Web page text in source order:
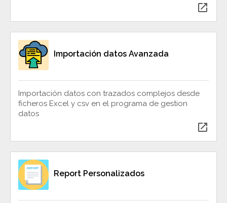
open_in_new
Importación datos Avanzada
Importación datos con trazados complejos desde
ficheros Excel y csv en el programa de gestion
datos
open_in_new
Report Personalizados